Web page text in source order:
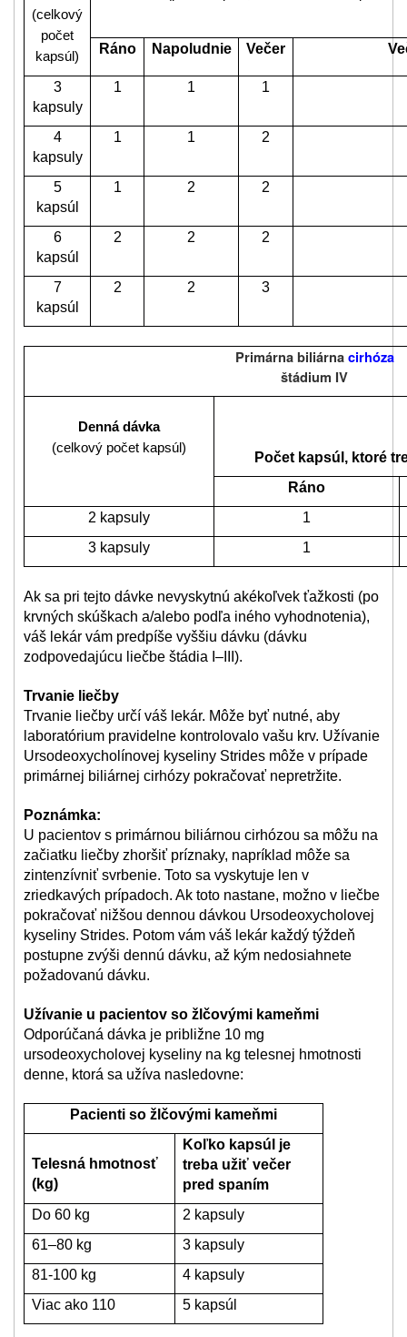
(celkový
počet
kapsúl)
Ráno Napoludnie Večer
3
kapsuly
1 1 1
4
kapsuly
1 1 2
5
kapsúl
1 2 2
6
kapsúl
2 2 2
7
kapsúl
2 2 3
Primárna biliárnacirhóza
štádium IV
Denná dávka
(celkový počet kapsúl)
Počet kapsúl, ktoré
Ráno
2 kapsuly
1
3 kapsuly
1
Ak sa pri tejto dávke nevyskytnú akékoľvek ťažkosti (po
krvných skúškach a/alebo podľa iného vyhodnotenia),
váš lekár vám predpíše vyššiu dávku (dávku
zodpovedajúcu liečbe štádia I–III).
Trvanie liečby
Trvanie liečby určí váš lekár. Môže byť nutné, aby
laboratórium pravidelne kontrolovalo vašu krv. Užívanie
Ursodeoxycholínovej kyseliny Strides môže v prípade
primárnej biliárnej cirhózy pokračovať nepretržite.
Poznámka:
U pacientov s primárnou biliárnou cirhózou sa môžu na
začiatku liečby zhoršiť príznaky, napríklad môže sa
zintenzívniť svrbenie. Toto sa vyskytuje len v
zriedkavých prípadoch. Ak toto nastane, možno v liečbe
pokračovať nižšou dennou dávkou Ursodeoxycholovej
kyseliny Strides. Potom vám váš lekár každý týždeň
postupne zvýši dennú dávku, až kým nedosiahnete
požadovanú dávku.
Užívanie u pacientov so žlčovými kameňmi
Odporúčaná dávka je približne 10 mg
ursodeoxycholovej kyseliny na kg telesnej hmotnosti
denne, ktorá sa užíva nasledovne:
Pacienti so žlčovými kameňmi
Telesná hmotnosť
(kg)
Koľko kapsúl je
treba užiť večer
pred spaním
Do 60 kg
2 kapsuly
61–80 kg
3 kapsuly
81-100 kg
4 kapsuly
Viac ako 110
5 kapsúl